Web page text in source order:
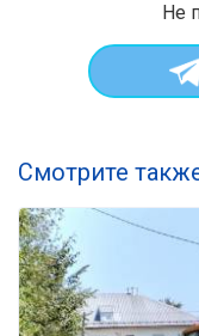
Не
Смотрите